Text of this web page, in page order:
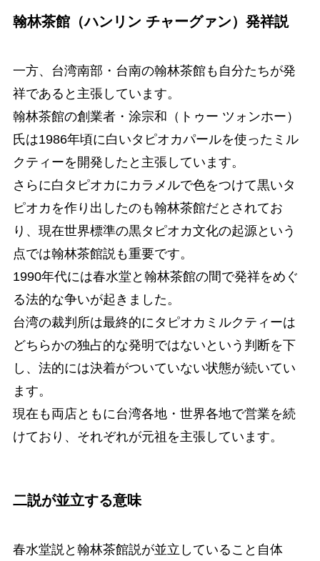
翰林茶館（ハンリン チャーグァン）発祥説
一方、台湾南部・台南の翰林茶館も自分たちが発
祥であると主張しています。
翰林茶館の創業者・涂宗和（トゥー ツォンホー）
氏は1986年頃に白いタピオカパールを使ったミル
クティーを開発したと主張しています。
さらに白タピオカにカラメルで色をつけて黒いタ
ピオカを作り出したのも翰林茶館だとされてお
り、現在世界標準の黒タピオカ文化の起源という
点では翰林茶館説も重要です。
1990年代には春水堂と翰林茶館の間で発祥をめぐ
る法的な争いが起きました。
台湾の裁判所は最終的にタピオカミルクティーは
どちらかの独占的な発明ではないという判断を下
し、法的には決着がついていない状態が続いてい
ます。
現在も両店ともに台湾各地・世界各地で営業を続
けており、それぞれが元祖を主張しています。
二説が並立する意味
春水堂説と翰林茶館説が並立していること自体